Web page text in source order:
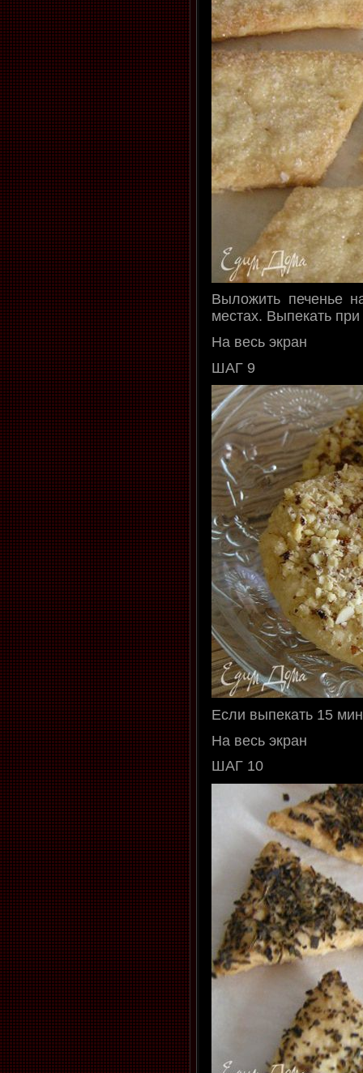
Выложить печенье
местах. Выпекать
На весь экран
ШАГ 9
Если выпекать 15
На весь экран
ШАГ 10